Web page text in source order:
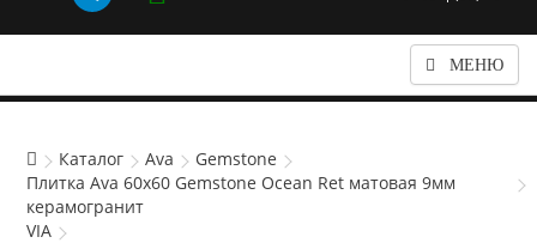
МЕНЮ
Каталог Ava
Gemstone
Плитка Ava 60x60 Gemstone Ocean Ret матовая 9мм
керамогранит
VIA